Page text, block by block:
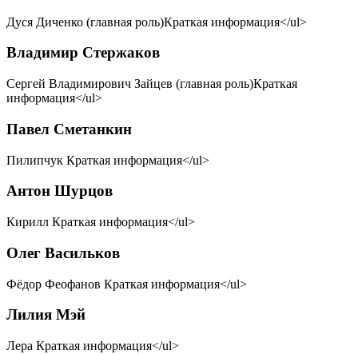
Дуся Диченко (главная роль)Краткая информация</ul>
Владимир Стержаков
Сергей Владимирович Зайцев (главная роль)Краткая
информация</ul>
Павел Сметанкин
Пилипчук Краткая информация</ul>
Антон Шурцов
Кирилл Краткая информация</ul>
Олег Васильков
Фёдор Феофанов Краткая информация</ul>
Лилия Мэй
Лера Краткая информация</ul>